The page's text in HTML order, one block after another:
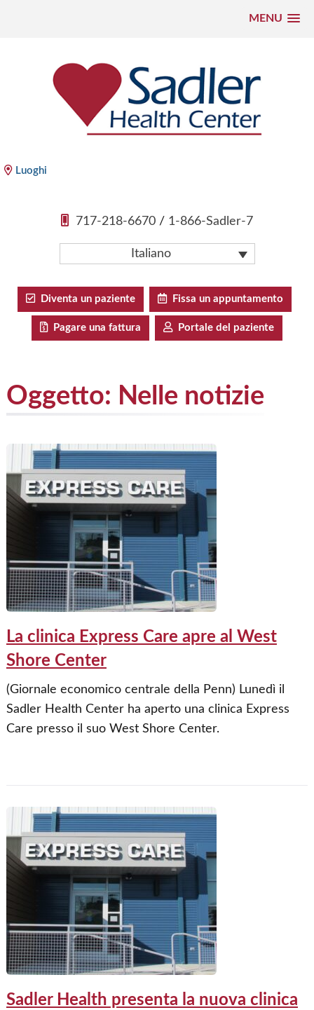
MENU
Luoghi
717-218-6670 / 1-866-Sadler-7
Italiano
Diventa un paziente Fissa un appuntamento
Pagare una fattura Portale del paziente
Oggetto: Nelle notizie
La clinica Express Care apre al West
Shore Center
(Giornale economico centrale della Penn) Lunedì il
Sadler Health Center ha aperto una clinica Express
Care presso il suo West Shore Center.
Sadler Health presenta la nuova clinica